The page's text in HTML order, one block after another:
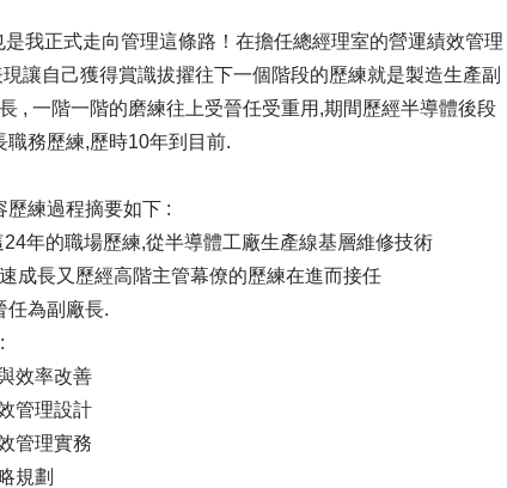
我正式走向管理這條路！在擔任總經理室的營運績效管理
讓自己獲得賞識拔擢往下一個階段的歷練就是製造生產副
, 一階一階的磨練往上受晉任受重用,期間歷經半導體後段
務歷練,歷時10年到目前.
歷練過程摘要如下 :
年的職場歷練,從半導體工廠生產線基層維修技術
成長又歷經高階主管幕僚的歷練在進而接任
任為副廠長.
效率改善
管理設計
管理實務
規劃